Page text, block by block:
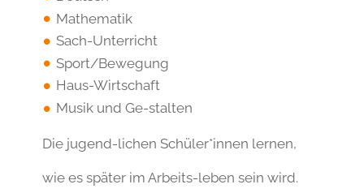
Mathematik
Sach-Unterricht
Sport/Bewegung
Haus-Wirtschaft
Musik und Ge-stalten
Die jugend-lichen Schüler*innen lernen,
wie es später im Arbeits-leben sein wird.